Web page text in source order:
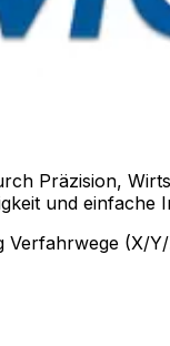
Präzision,
und einfache